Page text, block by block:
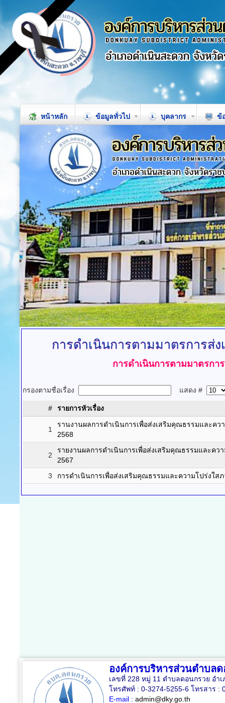
หน้าหลัก ข้อมูลทั่วไป บุคลากร ข้
การดำเนินการตามมาตรการส่
การดำเนินการตามมาตรกา
กรองตามชื่อเรื่อง แสดง #
# รายการหัวเรื่อง
1
รานงานผลการดำเนินการเพื่อส่งเสริมคุณธรรมและคว
2568
2
รายงานผลการดำเนินการเพื่อส่งเสริมคุณธรรมและคว
2567
3
การดำเนินการเพื่อส่งเสริมคุณธรรมและความโปร่งใส
องค์การบริหารส่วนตำบล
เลขที่ 228 หมู่ 11 ตำบลดอนกรวย อำ
โทรศัพท์ : 0-3274-5255-6 โทรสาร :
E-mail : admin@dky.go.th